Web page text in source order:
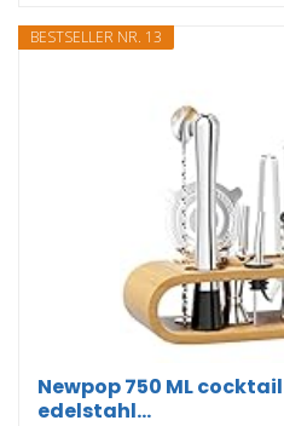
BESTSELLER NR. 13
Newpop 750 ML
edelstahl...